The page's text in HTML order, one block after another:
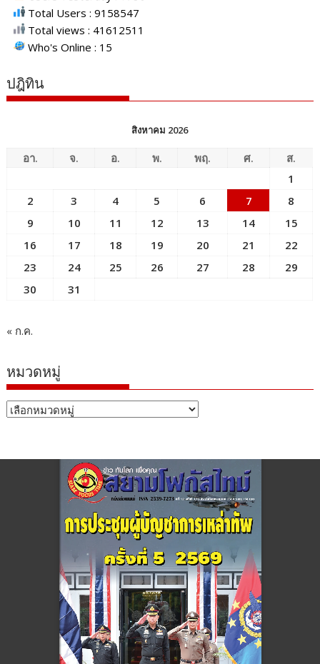
Total Users : 9158547
Total views : 41612511
Who's Online : 15
ปฎิทิน
สิงหาคม 2026
อา. จ. อ. พ. พฤ. ศ.
ส.
1
2
3 4 5 6 7
8
9
10 11 12 13 14
15
16
17 18 19 20 21
22
23
24 25 26 27 28
29
30
31
« ก.ค.
หมวดหมู่
หมวด